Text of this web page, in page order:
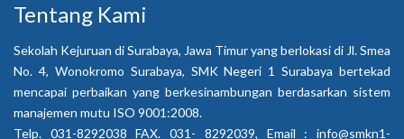
Tentang Kami
Sekolah Kejuruan di Surabaya, Jawa Timur yang berlokasi di Jl. Smea
No. 4, Wonokromo Surabaya, SMK Negeri 1 Surabaya bertekad
mencapai perbaikan yang berkesinambungan berdasarkan sistem
manajemen mutu ISO 9001:2008.
Telp. 031-8292038 FAX. 031- 8292039, Email : info@smkn1-